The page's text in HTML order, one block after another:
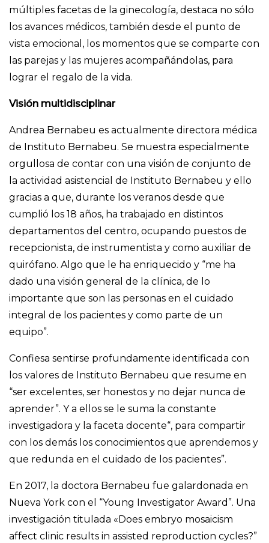
múltiples facetas de la ginecología, destaca no sólo
los avances médicos, también desde el punto de
vista emocional, los momentos que se comparte con
las parejas y las mujeres acompañándolas, para
lograr el regalo de la vida.
Visión multidisciplinar
Andrea Bernabeu es actualmente directora médica
de Instituto Bernabeu. Se muestra especialmente
orgullosa de contar con una visión de conjunto de
la actividad asistencial de Instituto Bernabeu y ello
gracias a que, durante los veranos desde que
cumplió los 18 años, ha trabajado en distintos
departamentos del centro, ocupando puestos de
recepcionista, de instrumentista y como auxiliar de
quirófano. Algo que le ha enriquecido y “me ha
dado una visión general de la clínica, de lo
importante que son las personas en el cuidado
integral de los pacientes y como parte de un
equipo”.
Confiesa sentirse profundamente identificada con
los valores de Instituto Bernabeu que resume en
“ser excelentes, ser honestos y no dejar nunca de
aprender”. Y a ellos se le suma la constante
investigadora y la faceta docente“, para compartir
con los demás los conocimientos que aprendemos y
que redunda en el cuidado de los pacientes”.
En 2017, la doctora Bernabeu fue galardonada en
Nueva York con el “Young Investigator Award”. Una
investigación titulada «Does embryo mosaicism
affect clinic results in assisted reproduction cycles?”